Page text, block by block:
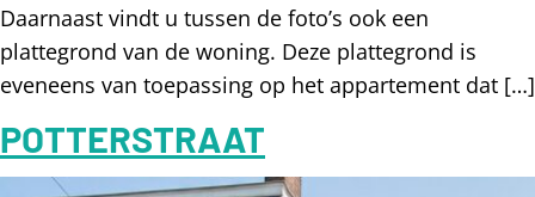
Daarnaast vindt u tussen de foto’s ook een
plattegrond van de woning. Deze plattegrond is
eveneens van toepassing op het appartement dat […]
POTTERSTRAAT